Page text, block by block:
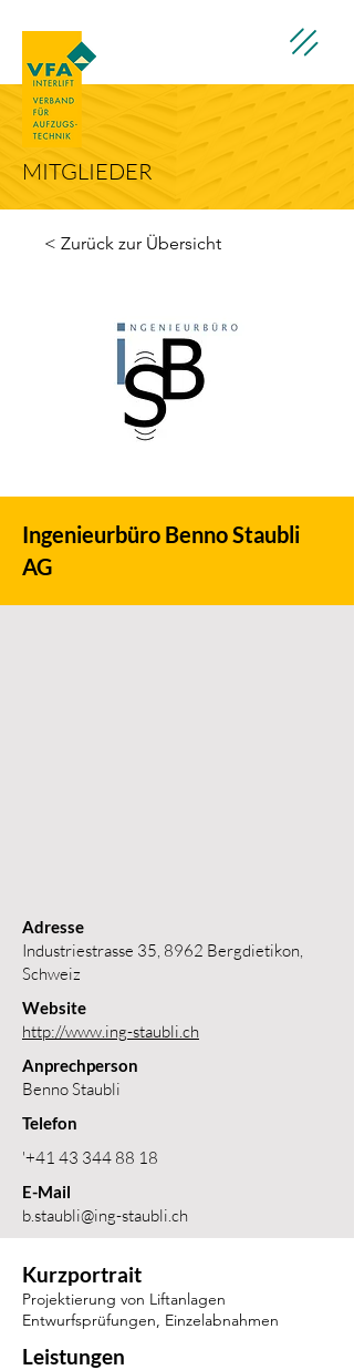
MITGLIEDER
< Zurück zur Übersicht
Ingenieurbüro Benno Staubli
AG
Adresse
Industriestrasse 35, 8962 Bergdietikon,
Schweiz
Website
http://www.ing-staubli.ch
Anprechperson
Benno Staubli
Telefon
'+41 43 344 88 18
E-Mail
b.staubli@ing-staubli.ch
Kurzportrait
Projektierung von Liftanlagen
Entwurfsprüfungen, Einzelabnahmen
Leistungen